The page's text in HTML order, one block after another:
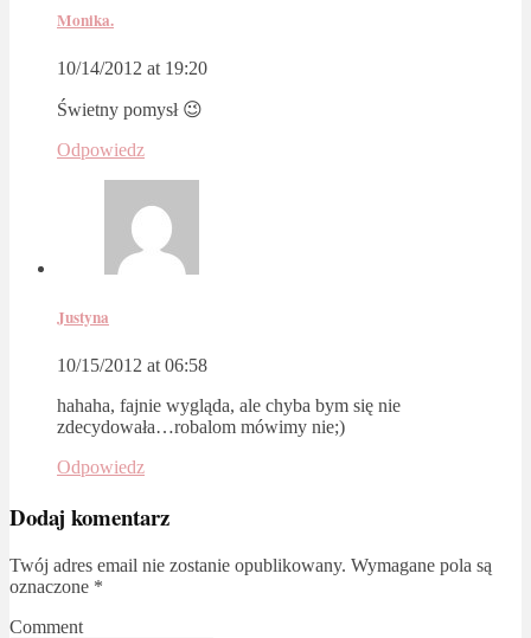
Monika.
10/14/2012 at 19:20
Świetny pomysł 😉
Odpowiedz
Justyna
10/15/2012 at 06:58
hahaha, fajnie wygląda, ale chyba bym się nie
zdecydowała…robalom mówimy nie;)
Odpowiedz
Dodaj komentarz
Twój adres email nie zostanie opublikowany. Wymagane pola są
oznaczone *
Comment